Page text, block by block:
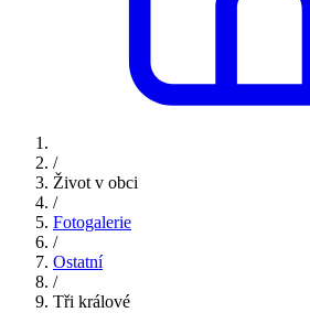
/
Život v obci
/
Fotogalerie
/
Ostatní
/
Tři králové